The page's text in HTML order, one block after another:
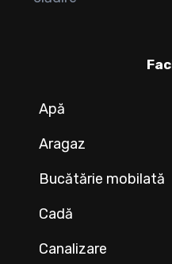
Apă
Aragaz
Bucătărie mobilată
Cadă
Canalizare